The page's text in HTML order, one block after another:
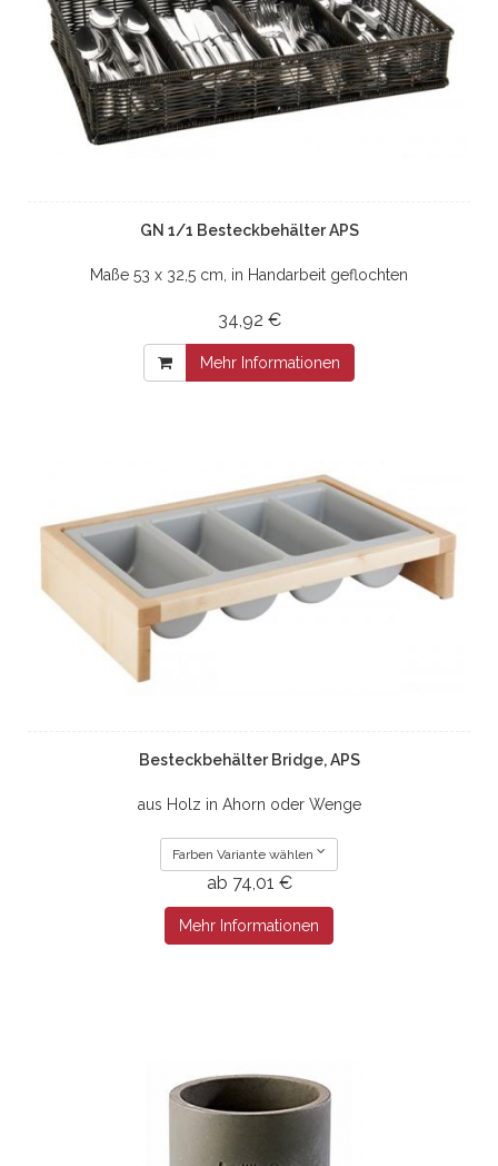
GN 1/1 Besteckbehälter APS
Maße 53 x 32,5 cm, in Handarbeit geflochten
34,92 €
Mehr Informationen
Besteckbehälter Bridge, APS
aus Holz in Ahorn oder Wenge
Farben Variante wählen
ab 74,01 €
Mehr Informationen